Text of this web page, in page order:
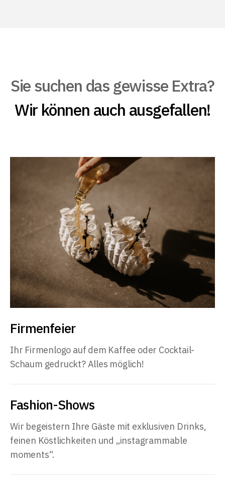
Sie suchen das gewisse Extra?
Wir können auch ausgefallen!
Firmenfeier
Ihr Firmenlogo auf dem Kaffee oder Cocktail-
Schaum gedruckt? Alles möglich!
Fashion-Shows
Wir begeistern Ihre Gäste mit exklusiven Drinks,
feinen Köstlichkeiten und „instagrammable
moments“.